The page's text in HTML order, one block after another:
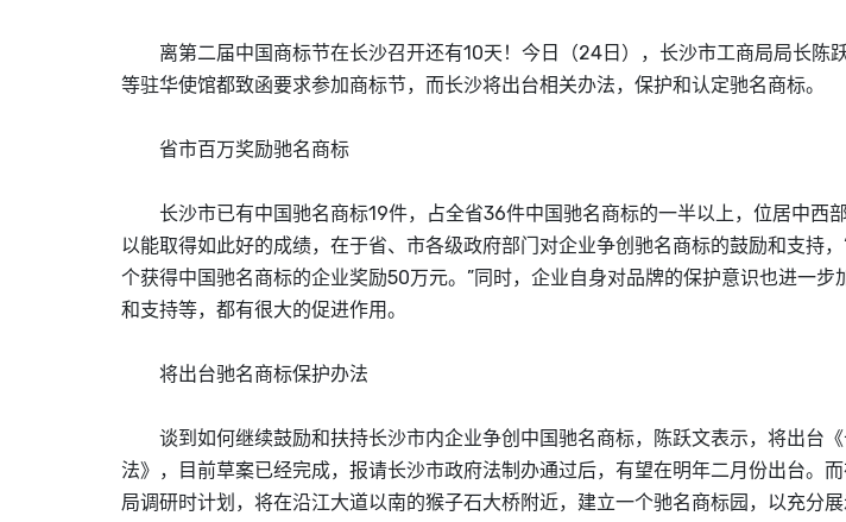
离第二届中国 商标节在长沙召开还有10天！今日（24日），长沙市工商局局长陈
等驻华使馆都致函要求参加商标节，而长沙将出台相关办法，保护和认定驰名商标。
省市百万奖励驰名商标
长沙市已有中国驰名商标19件，占全省36件中国驰名商标的一半以上，位居中西
以能取得如此好的成绩，在于省、市各级政府部门对企业争创驰名商标的鼓励和支持
个获得中国驰名商标的企业奖励50万元。”同时，企业自身对品牌的保护意识也进一
和支持等，都有很大的促进作用。
将出台驰名商标保护办法
谈到如何继续鼓励和扶持长沙市内企业争创中国驰名商标，陈跃文表示，将出台
法》，目前草案已经完成，报请长沙市政府法制办通过后，有望在明年二月份出台。
局调研时计划，将在沿江大道以南的猴子石大桥附近，建立一个驰名商标园，以充分